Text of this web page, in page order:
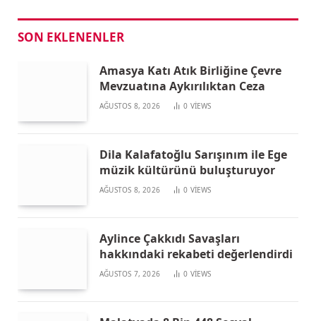
SON EKLENENLER
Amasya Katı Atık Birliğine Çevre
Mevzuatına Aykırılıktan Ceza
AĞUSTOS 8, 2026 0 VIEWS
Dila Kalafatoğlu Sarışınım ile Ege
müzik kültürünü buluşturuyor
AĞUSTOS 8, 2026 0 VIEWS
Aylince Çakkıdı Savaşları
hakkındaki rekabeti değerlendirdi
AĞUSTOS 7, 2026 0 VIEWS